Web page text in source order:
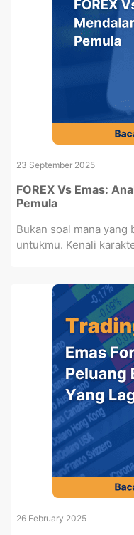
23 September 2025
FOREX Vs Emas:
Pemula
Bukan soal mana yang
untukmu. Kenali
26 February 2025